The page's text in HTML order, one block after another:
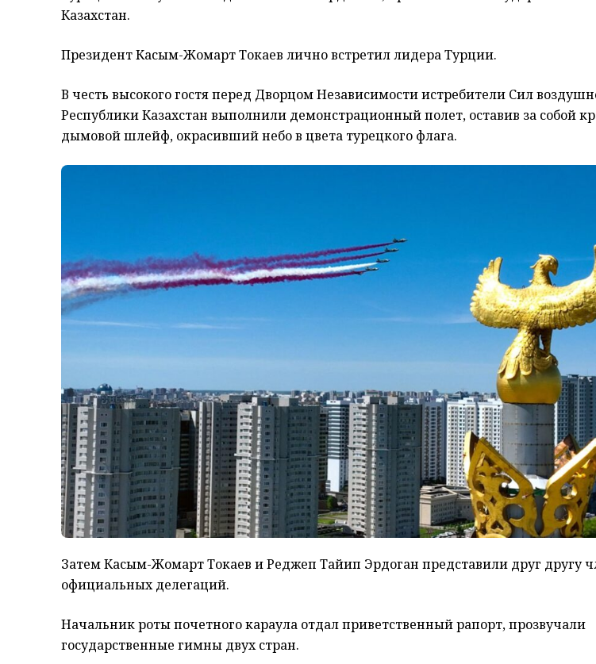
Казахстан.
Президент Касым-Жомарт Токаев лично встретил лидера Турции.
В честь высокого гостя перед Дворцом Независимости истребители Сил
Республики Казахстан выполнили демонстрационный полет, оставив за собой
дымовой шлейф, окрасивший небо в цвета турецкого флага.
Затем Касым-Жомарт Токаев и Реджеп Тайип Эрдоган представили друг другу
официальных делегаций.
Начальник роты почетного караула отдал приветственный рапорт, прозвучали
государственные гимны двух стран.